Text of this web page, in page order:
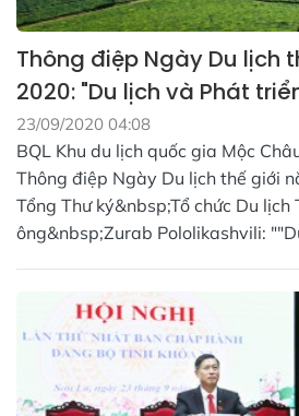
Thông điệp Ngày Du lịch
2020: "Du lịch và Phát
23/09/2020 04:08
BQL Khu du lịch quốc gia Mộc
Thông điệp Ngày Du lịch thế giới
Tổng Thư ký&nbsp;Tổ chức Du lịch
ông&nbsp;Zurab Pololikashvili: